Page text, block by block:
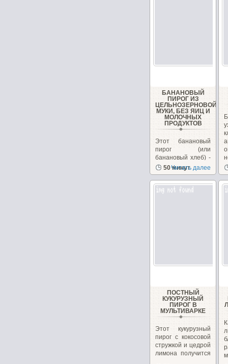
БАНАНОВЫЙ
ПИРОГ ИЗ
ЦЕЛЬНОЗЕРНОВОЙ
МУКИ, БЕЗ ЯИЦ И
МОЛОЧНЫХ
ПРОДУКТОВ
Этот банановый
пирог (или
банановый хлеб) -
довольно
популярный
десерт в Индии....
50 минут
Читать далее
ПОСТНЫЙ
КУКУРУЗНЫЙ
ПИРОГ В
МУЛЬТИВАРКЕ
Этот кукурузный
пирог с кокосовой
стружкой и цедрой
лимона получится